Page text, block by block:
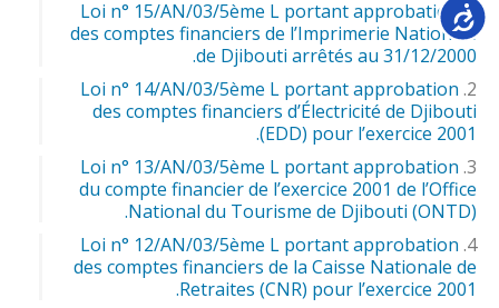
Loi n° 15/AN/03/5ème L portant approbation
des comptes financiers de l’Imprimerie Nationale
de Djibouti arrêtés au 31/12/2000.
Loi n° 14/AN/03/5ème L portant approbation
des comptes financiers d’Électricité de Djibouti
(EDD) pour l’exercice 2001.
Loi n° 13/AN/03/5ème L portant approbation
du compte financier de l’exercice 2001 de l’Office
National du Tourisme de Djibouti (ONTD).
Loi n° 12/AN/03/5ème L portant approbation
des comptes financiers de la Caisse Nationale de
Retraites (CNR) pour l’exercice 2001.